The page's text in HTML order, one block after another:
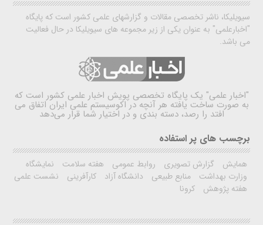
سیویلیکا، ناشر تخصصی مقالات و گزارشهای علمی کشور است که پایگاه
"اخبارعلمی" به عنوان یکی از زیر مجموعه های سیویلیکا در حال فعالیت
می باشد.
"اخبار علمی" یک پایگاه تخصصی پویش اخبار علمی کشور است که
به صورت ساخت یافته هر آنچه در اکوسیستم علمی ایران اتفاق می
افتد را رصد، دسته بندی و در اختیار شما قرار می‌دهد
برچسب های پر استفاده
همایش گزارش تصویری روابط عمومی هفته سلامت
نمایشگاه
وزارت بهداشت
منابع طبیعی دانشگاه آزاد کارآفرینی
نشست علمی
هفته پژوهش
کرونا